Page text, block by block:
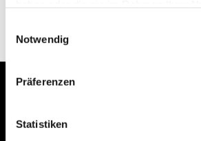
Notwendig
Präferenzen
Statistiken